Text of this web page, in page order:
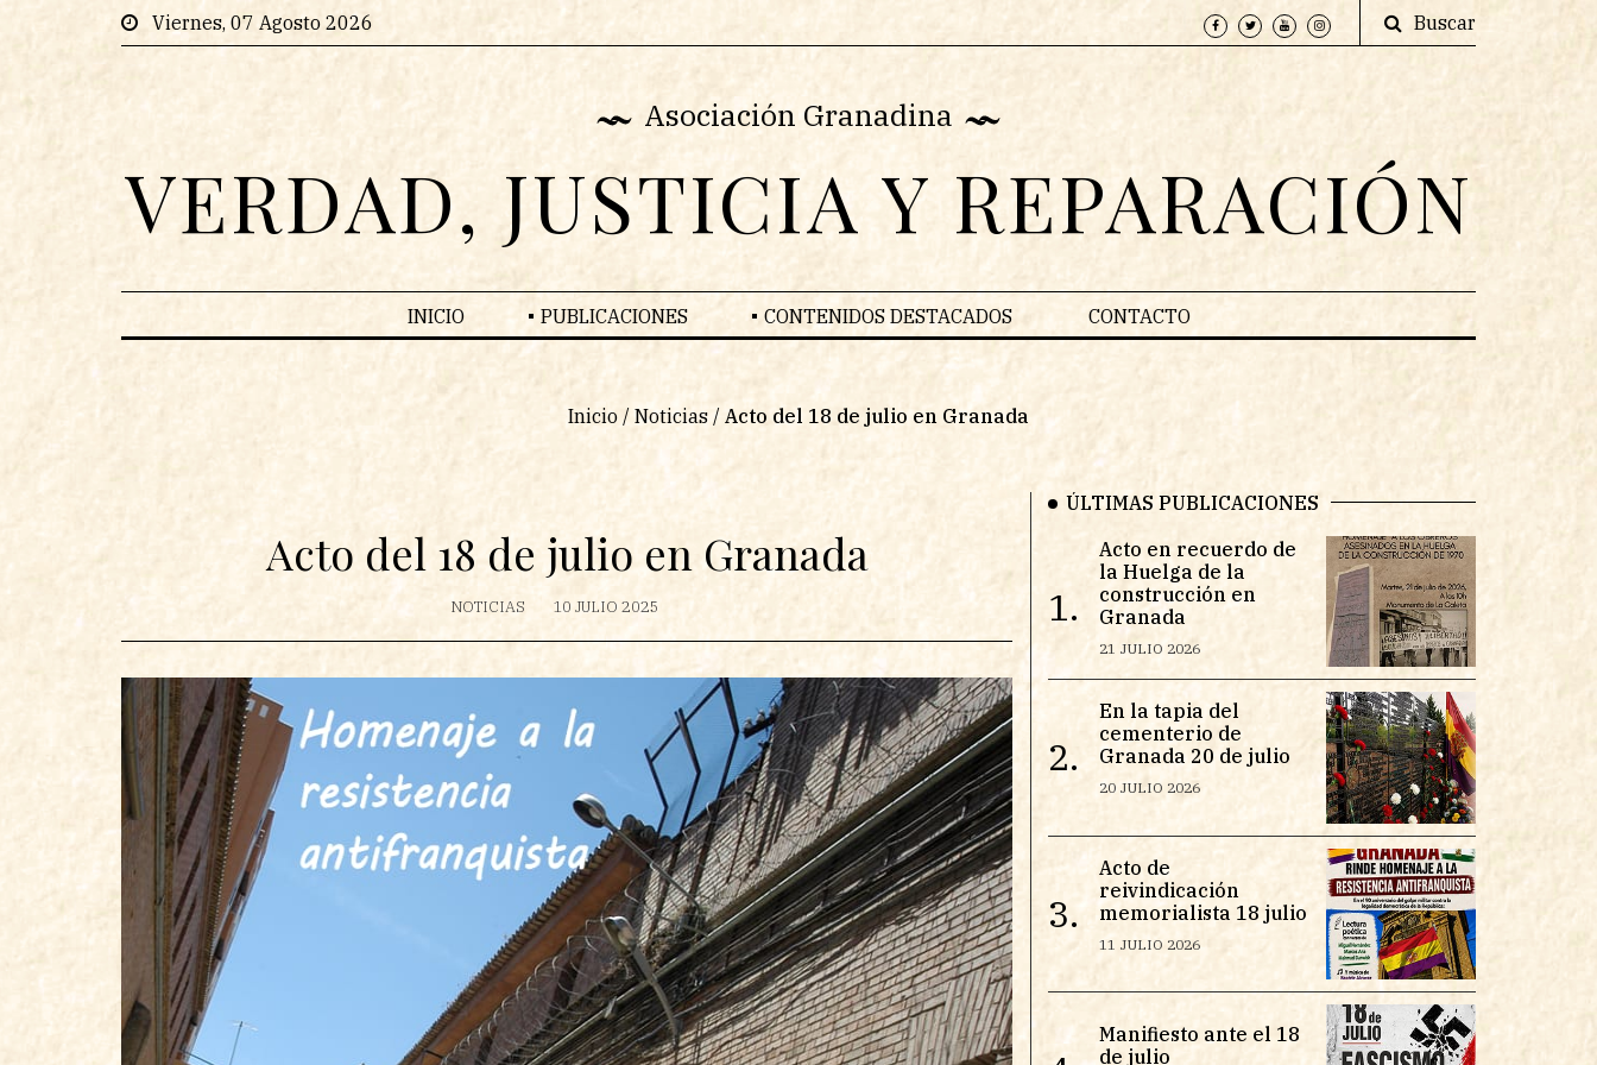
Viernes, 07 Agosto 2026 Buscar
Asociación Granadina
VERDAD, JUSTICIA Y REPARACIÓN
INICIO PUBLICACIONES CONTENIDOS DESTACADOS CONTACTO
Inicio / Noticias / Acto del 18 de julio en Granada
Acto del 18 de julio en Granada
NOTICIAS 10 JULIO 2025
ÚLTIMAS PUBLICACIONES
1.
Acto en recuerdo de
la Huelga de la
construcción en
Granada
21 JULIO 2026
2.
En la tapia del
cementerio de
Granada 20 de julio
20 JULIO 2026
3.
Acto de
reivindicación
memorialista 18 julio
11 JULIO 2026
Manifiesto ante el 18
de julio